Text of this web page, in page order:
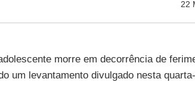
22
morre em decorrência de
um levantamento divulgado nesta